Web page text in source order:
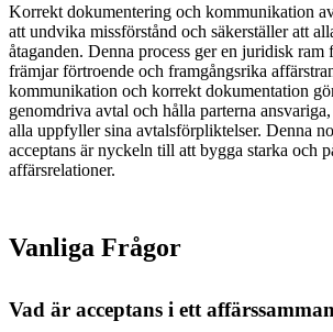
Korrekt dokumentering och kommunikation
att undvika missförstånd och säkerställer att
åtaganden. Denna process ger en juridisk ram
främjar förtroende och framgångsrika
kommunikation och korrekt dokumentation
genomdriva avtal och hålla parterna
alla uppfyller sina avtalsförpliktelser. Denna
acceptans är nyckeln till att bygga starka och
affärsrelationer.
Vanliga Frågor
Vad är acceptans i ett